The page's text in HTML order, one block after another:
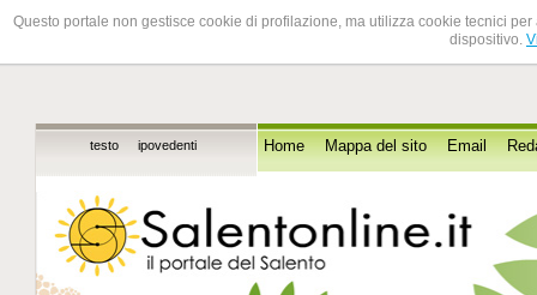
Questo portale non gestisce cookie di profilazione, ma utilizza cookie tecnici
dispositivo.
testo ipovedenti Home Mappa del sito Email